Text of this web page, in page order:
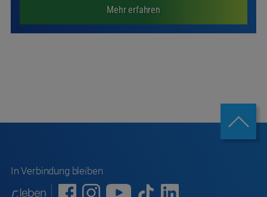
Mehr erfahren
In Verbindung bleiben